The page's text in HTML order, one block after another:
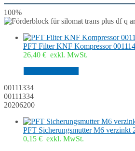
100%
PFT Filter KNF Kompressor
26,40 € exkl. MwSt.
00111334
00111334
20206200
PFT Sicherungsmutter M6 verzinkt
0,15 € exkl. MwSt.